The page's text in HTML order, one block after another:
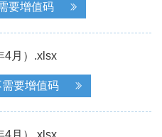
要增值码
4月）.xlsx
需要增值码
4月）.xlsx